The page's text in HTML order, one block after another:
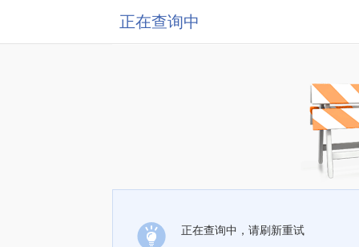
正在查询中
正在查询中，请刷新重试